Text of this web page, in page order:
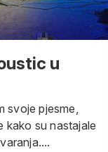
u
svoje pjesme,
kako su nastajale